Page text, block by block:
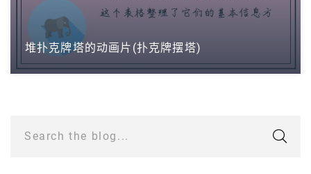
堆扑克牌塔的动画片(扑克牌摆塔)
Search the blog...